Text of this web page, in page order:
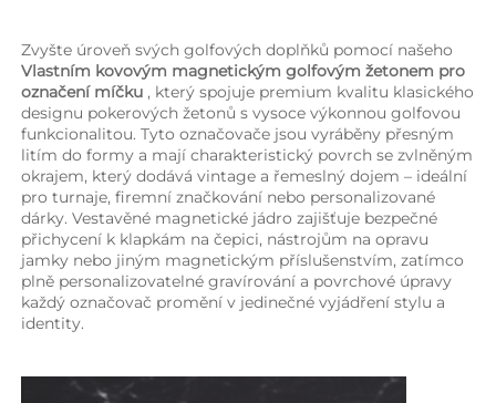
Vlastním kovovým magnetickým golfovým žetonem pro
označení míčku , který spojuje premium kvalitu klasického
designu pokerových žetonů s vysoce výkonnou golfovou
funkcionalitou. Tyto označovače jsou vyráběny přesným
litím do formy a mají charakteristický povrch se zvlněným
okrajem, který dodává vintage a řemeslný dojem – ideální
pro turnaje, firemní značkování nebo personalizované
dárky. Vestavěné magnetické jádro zajišťuje bezpečné
přichycení k klapkám na čepici, nástrojům na opravu
jamky nebo jiným magnetickým příslušenstvím, zatímco
plně personalizovatelné gravírování a povrchové úpravy
každý označovač promění v jedinečné vyjádření stylu a
identity.